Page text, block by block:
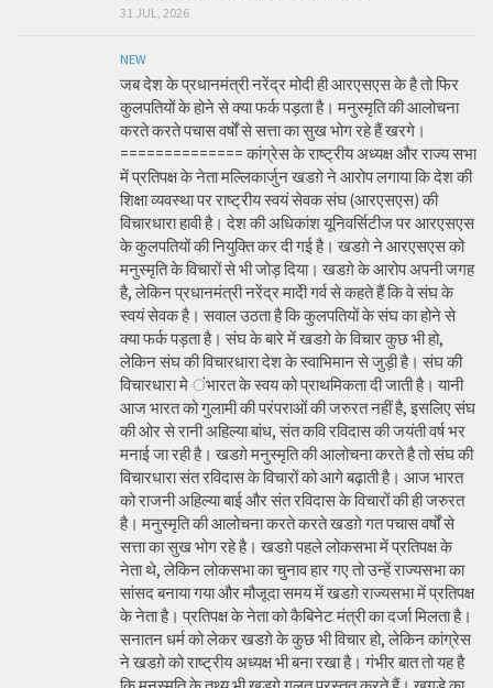
31 JUL, 2026
NEW
जब देश के प्रधानमंत्री नरेंद्र मोदी ही आरएसएस के है तो फिर
कुलपतियों के होने से क्या फर्क पड़ता है। मनुस्मृति की आलोचना
करते करते पचास वर्षों से सत्ता का सुख भोग रहे हैं खरगे।
============== कांग्रेस के राष्ट्रीय अध्यक्ष और राज्य सभा
में प्रतिपक्ष के नेता मल्लिकार्जुन खडग़े ने आरोप लगाया कि देश की
शिक्षा व्यवस्था पर राष्ट्रीय स्वयं सेवक संघ (आरएसएस) की
विचारधारा हावी है। देश की अधिकांश यूनिवर्सिटीज पर आरएसएस
के कुलपतियों की नियुक्ति कर दी गई है। खडग़े ने आरएसएस को
मनुस्मृति के विचारों से भी जोड़ दिया। खडग़े के आरोप अपनी जगह
है, लेकिन प्रधानमंत्री नरेंद्र मादेी गर्व से कहते हैं कि वे संघ के
स्वयं सेवक है। सवाल उठता है कि कुलपतियों के संघ का होने से
क्या फर्क पड़ता है। संघ के बारे में खडग़े के विचार कुछ भी हो,
लेकिन संघ की विचारधारा देश के स्वाभिमान से जुड़ी है। संघ की
विचारधारा मे ंभारत के स्वय को प्राथमिकता दी जाती है। यानी
आज भारत को गुलामी की परंपराओं की जरुरत नहीं है, इसलिए संघ
की ओर से रानी अहिल्या बांध, संत कवि रविदास की जयंती वर्ष भर
मनाई जा रही है। खडग़े मनुस्मृति की आलोचना करते है तो संघ की
विचारधारा संत रविदास के विचारों को आगे बढ़ाती है। आज भारत
को राजनी अहिल्या बाई और संत रविदास के विचारों की ही जरुरत
है। मनुस्मृति की आलोचना करते करते खडग़े गत पचास वर्षों से
सत्ता का सुख भोग रहे है। खडग़े पहले लोकसभा में प्रतिपक्ष के
नेता थे, लेकिन लोकसभा का चुनाव हार गए तो उन्हें राज्यसभा का
सांसद बनाया गया और मौजूदा समय में खडग़े राज्यसभा में प्रतिपक्ष
के नेता है। प्रतिपक्ष के नेता को कैबिनेट मंत्री का दर्जा मिलता है।
सनातन धर्म को लेकर खडग़े के कुछ भी विचार हो, लेकिन कांग्रेस
ने खडग़े को राष्ट्रीय अध्यक्ष भी बना रखा है। गंभीर बात तो यह है